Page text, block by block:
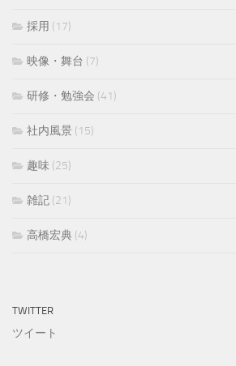
採用 (17)
映像・舞台 (7)
研修・勉強会 (41)
社内風景 (15)
趣味 (25)
雑記 (21)
高橋宏典 (4)
TWITTER
ツイート